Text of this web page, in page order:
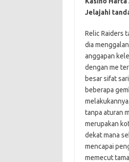
Jelajahi
Relic Raiders
dia
anggapan
dengan me
besar sifat
beberapa
tanpa aturan
merupakan
dekat mana
mencapai
memecut